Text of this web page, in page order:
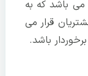
باشد که به
قرار می
باشد.